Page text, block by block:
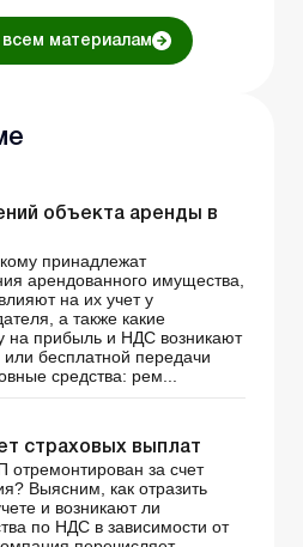
всем материалам
объекта аренды в
принадлежат
арендованного имущества,
на их учет у
а также какие
на прибыль и НДС возникают
бесплатной передачи
средства: рем...
страховых выплат
за счет
Выясним, как отразить
и возникают ли
по НДС в зависимости от